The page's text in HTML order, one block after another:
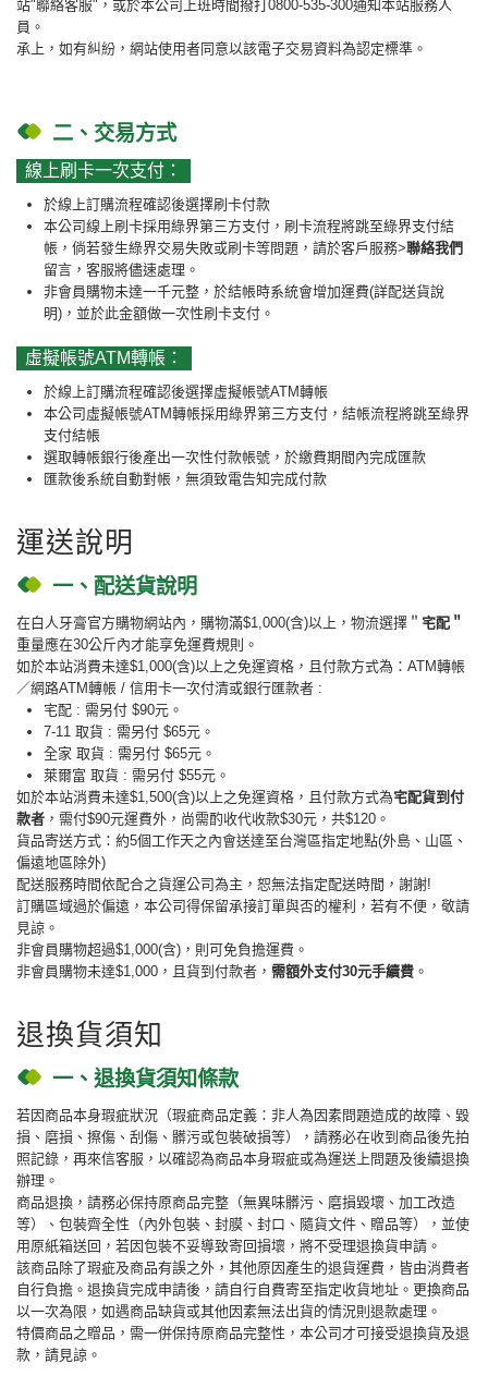
站"聯絡客服"，或於本公司上班時間撥打 0800-535-300通知本站服務人
員。
承上，如有糾紛，網站使用者同意以該電子交易資料為認定標準。
二、交易方式
線上刷卡一次支付：
於線上訂購流程確認後選擇刷卡付款
本公司線上刷卡採用綠界第三方支付，刷卡流程將跳至綠界支付結
帳，倘若發生綠界交易失敗或刷卡等問題，請於客戶服務>聯絡我們
留言，客服將儘速處理。
非會員購物未達一千元整，於結帳時系統會增加運費(詳配送貨說
明)，並於此金額做一次性刷卡支付。
虛擬帳號ATM轉帳：
於線上訂購流程確認後選擇虛擬帳號ATM轉帳
本公司虛擬帳號ATM轉帳採用綠界第三方支付，結帳流程將跳至綠界
支付結帳
選取轉帳銀行後產出一次性付款帳號，於繳費期間內完成匯款
匯款後系統自動對帳，無須致電告知完成付款
運送說明
一、配送貨說明
在白人牙膏官方購物網站內，購物滿$1,000(含)以上，物流選擇＂ 宅配＂
重量應在30公斤內才能享免運費規則。
如於本站消費未達$1,000(含)以上之免運資格，且付款方式為：ATM轉帳
／網路ATM轉帳 / 信用卡一次付清或銀行匯款者 :
宅配 : 需另付 $90元。
7-11 取貨 : 需另付 $65元。
全家 取貨 : 需另付 $65元。
萊爾富 取貨 : 需另付 $55元。
如於本站消費未達$1,500(含)以上之免運資格，且付款方式為宅配貨到付
款者 ，需付$90元運費外，尚需酌收代收款$30元，共$120。
貨品寄送方式：約5個工作天之內會送達至台灣區指定地點(外島、山區、
偏遠地區除外)
配送服務時間依配合之貨運公司為主，恕無法指定配送時間，謝謝!
訂購區域過於偏遠，本公司得保留承接訂單與否的權利，若有不便，敬請
見諒。
非會員購物超過$1,000(含)，則可免負擔運費。
非會員購物未達$1,000，且貨到付款者， 需額外支付30元手續費 。
退換貨須知
一、退換貨須知條款
若因商品本身瑕疵狀況（瑕疵商品定義：非人為因素問題造成的故障、毀
損、磨損、擦傷、刮傷、髒污或包裝破損等），請務必在收到商品後先拍
照記錄，再來信客服，以確認為商品本身瑕疵或為運送上問題及後續退換
辦理。
商品退換，請務必保持原商品完整（無異味髒污、磨損毀壞、加工改造
等）、包裝齊全性（內外包裝、封膜、封口、隨貨文件、贈品等），並使
用原紙箱送回，若因包裝不妥導致寄回損壞，將不受理退換貨申請。
該商品除了瑕疵及商品有誤之外，其他原因產生的退貨運費，皆由消費者
自行負擔。退換貨完成申請後，請自行自費寄至指定收貨地址。更換商品
以一次為限，如遇商品缺貨或其他因素無法出貨的情況則退款處理。
特價商品之贈品，需一併保持原商品完整性，本公司才可接受退換貨及退
款，請見諒。